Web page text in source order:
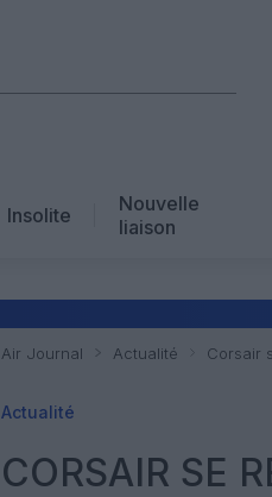
Insolite
Nouvelle
liaison
Air Journal Actualité Corsair
Actualité
CORSAIR SE